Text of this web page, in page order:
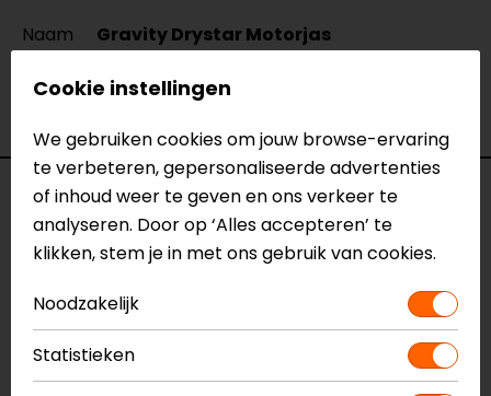
Naam
Gravity Drystar Motorjas
Merk
Alpinestars
Reviews (3)
10-12-2023
geen toelichting gegeven
- Anoniem
Cookie instellingen
We gebruiken cookies om jouw browse-ervaring
te verbeteren, gepersonaliseerde advertenties
of inhoud weer te geven en ons verkeer te
analyseren. Door op ‘Alles accepteren’ te
klikken, stem je in met ons gebruik van cookies.
Noodzakelijk
Statistieken